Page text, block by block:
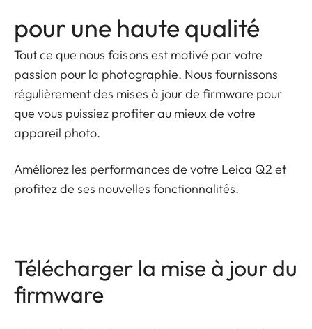
pour une haute qualité
Tout ce que nous faisons est motivé par votre
passion pour la photographie. Nous fournissons
régulièrement des mises à jour de firmware pour
que vous puissiez profiter au mieux de votre
appareil photo.
Améliorez les performances de votre Leica Q2 et
profitez de ses nouvelles fonctionnalités.
Télécharger la mise à jour du
firmware